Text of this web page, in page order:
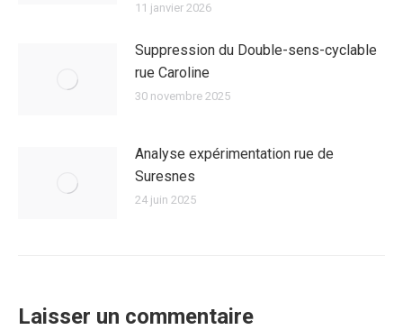
11 janvier 2026
Suppression du Double-sens-cyclable
rue Caroline
30 novembre 2025
Analyse expérimentation rue de
Suresnes
24 juin 2025
Laisser un commentaire